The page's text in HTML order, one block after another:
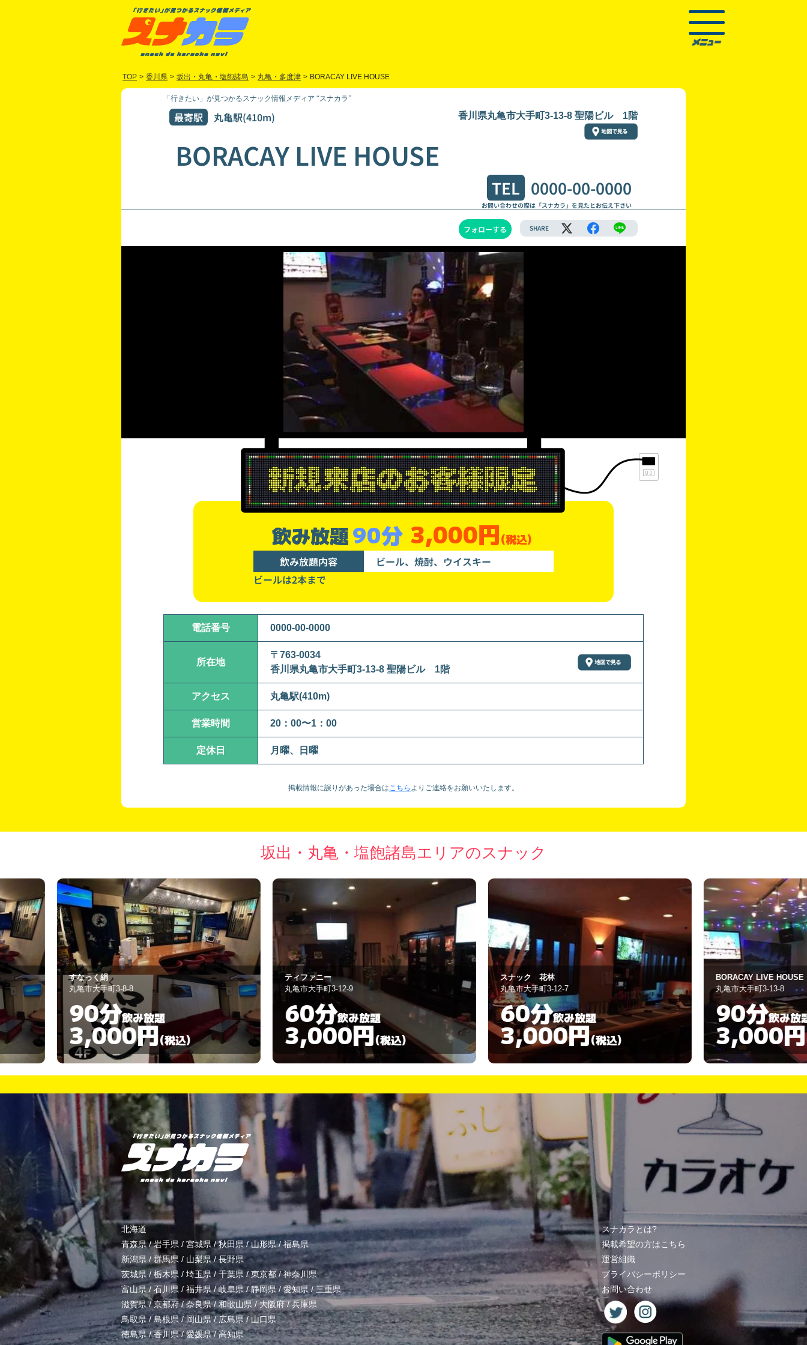
TOP > 香川県 > 坂出・丸亀・塩飽諸島 > 丸亀・多度津 > BORACAY LIVE HOUSE
「行きたい」が見つかるスナック情報メディア “スナカラ”
最寄駅 丸亀駅(410m) 香川県丸亀市大手町3-13-8 聖陽ビル 1階
BORACAY LIVE HOUSE
TEL 0000-00-0000
お問い合わせの際は「スナカラ」を見たとお伝え下さい
フォローする SHARE
飲み放題90分 3,000円(税込)
飲み放題内容
ビール、焼酎、ウイスキー
ビールは2本まで
電話番号 0000-00-0000
所在地
〒763-0034
香川県丸亀市大手町3-13-8 聖陽ビル 1階
アクセス 丸亀駅(410m)
営業時間 20：00〜1：00
定休日 月曜、日曜
掲載情報に誤りがあった場合はこちら より ご連絡をお願いいたします。
坂出・丸亀・塩飽諸島エリアのスナック
ティファニー
丸亀市大手町3-12-9
60分飲み放題
3,000円(税込)
スナック 花林
丸亀市大手町3-12-7
60分飲み放題
3,000円(税込)
BORACAY LIVE HOUSE
丸亀市大手町3-13-8
90分飲み放題
3,000円(税込)
バランタイン
丸亀市大手町3-7-
60分
北海道
青森県/岩手県 / 宮城県 /秋田県 /山形県/福島県
新潟県 / 群馬県 / 山梨県/長野県
茨城県 / 栃木県 / 埼玉県/ 千葉県 /東京都/神奈川県
富山県/ 石川県 / 福井県/岐阜県/静岡県/ 愛知県 / 三重県
滋賀県/京都府/奈良県/和歌山県 /大阪府/兵庫県
鳥取県/島根県/岡山県/広島県/山口県
徳島県/香川県/愛媛県/高知県
スナカラとは?
掲載希望の方はこちら
運営組織
プライバシーポリシー
お問い合わせ